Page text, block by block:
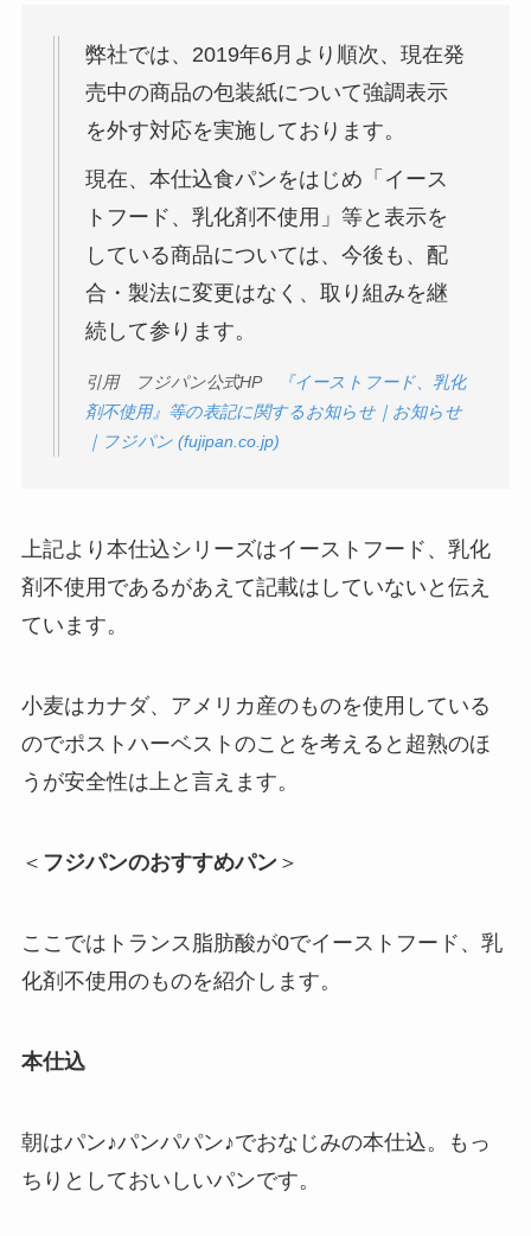
弊社では、2019年6月より順次、現在発
売中の商品の包装紙について強調表示
を外す対応を実施しております。
現在、本仕込食パンをはじめ「イース
トフード、乳化剤不使用」等と表示を
している商品については、今後も、配
合・製法に変更はなく、取り組みを継
続して参ります。
引用 フジパン公式HP
『イーストフード、乳化
剤不使用』等の表記に関するお知らせ｜お知らせ
｜フジパン (fujipan.co.jp)
上記より本仕込シリーズはイーストフード、乳化
剤不使用であるがあえて記載はしていないと伝え
ています。
小麦はカナダ、アメリカ産のものを使用している
のでポストハーベストのことを考えると超熟のほ
うが安全性は上と言えます。
＜ フジパンのおすすめパン＞
ここではトランス脂肪酸が0でイーストフード、乳
化剤不使用のものを紹介します。
本仕込
朝はパン♪パンパパン♪でおなじみの本仕込。もっ
ちりとしておいしいパンです。